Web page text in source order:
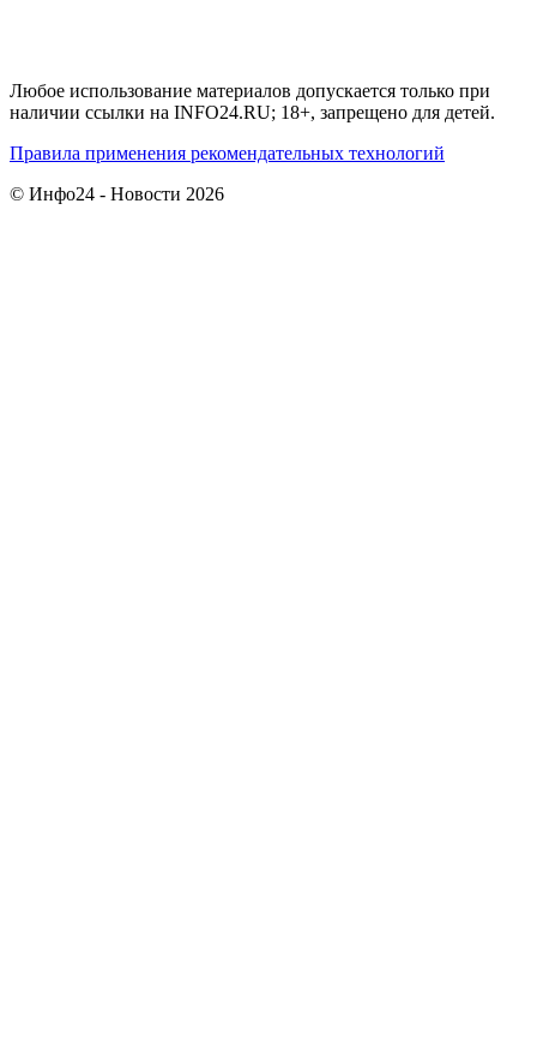
Любое использование материалов допускается только при
наличии ссылки на INFO24.RU; 18+, запрещено для детей.
Правила применения рекомендательных технологий
© Инфо24 - Новости 2026